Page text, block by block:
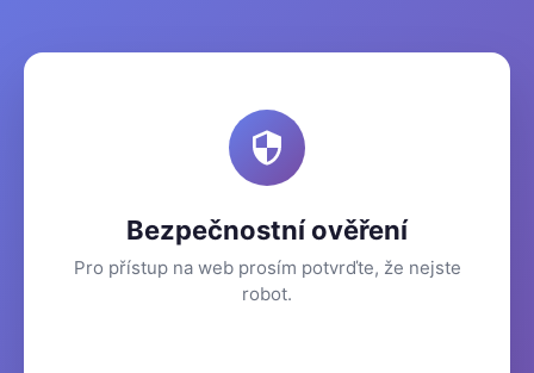
Bezpečnostní ověření
Pro přístup na web prosím potvrďte, že nejste
robot.